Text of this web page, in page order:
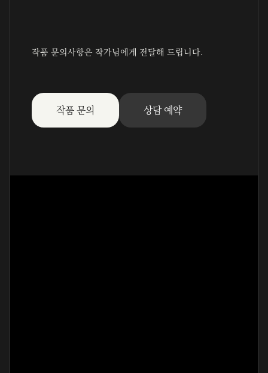
작품 문의사항은 작가님에게 전달해 드립니다.
작품 문의 상담 예약